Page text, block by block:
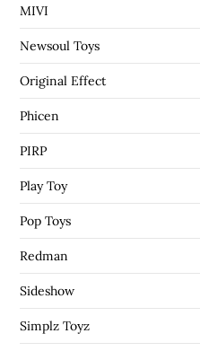
MIVI
Newsoul Toys
Original Effect
Phicen
PIRP
Play Toy
Pop Toys
Redman
Sideshow
Simplz Toyz